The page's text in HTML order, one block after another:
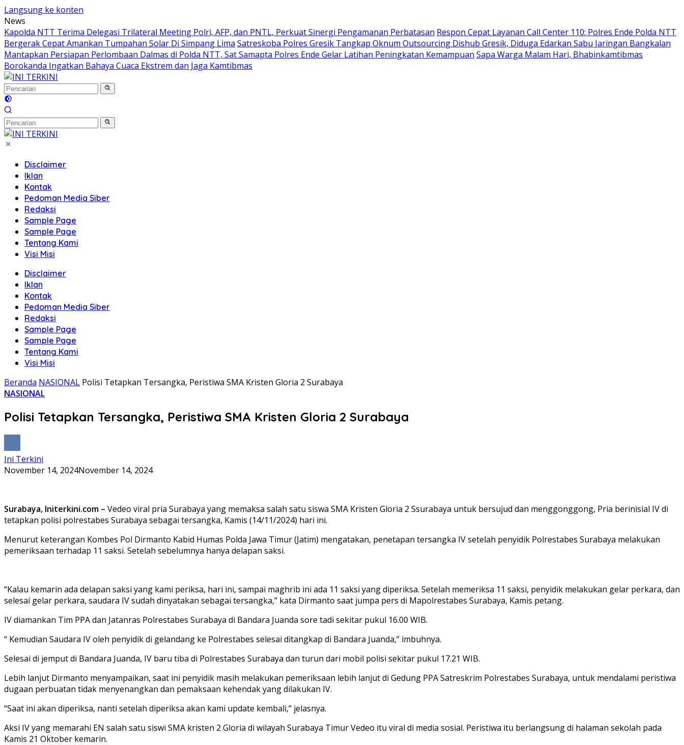
Langsung ke konten
News
Kapolda NTT Terima Delegasi Trilateral Meeting Polri, AFP, dan PNTL, Perkuat Sinergi Pengamanan Perbatasan Respon Cepat Layanan Call Center 110: Polres Ende Polda NTT
Bergerak Cepat Amankan Tumpahan Solar Di Simpang Lima Satreskoba Polres Gresik Tangkap Oknum Outsourcing Dishub Gresik, Diduga Edarkan Sabu Jaringan Bangkalan
Mantapkan Persiapan Perlombaan Dalmas di Polda NTT, Sat Samapta Polres Ende Gelar Latihan Peningkatan Kemampuan Sapa Warga Malam Hari, Bhabinkamtibmas
Borokanda Ingatkan Bahaya Cuaca Ekstrem dan Jaga Kamtibmas
Disclaimer
Iklan
Kontak
Pedoman Media Siber
Redaksi
Sample Page
Sample Page
Tentang Kami
Visi Misi
Disclaimer
Iklan
Kontak
Pedoman Media Siber
Redaksi
Sample Page
Sample Page
Tentang Kami
Visi Misi
Beranda NASIONAL Polisi Tetapkan Tersangka, Peristiwa SMA Kristen Gloria 2 Surabaya
NASIONAL
Polisi Tetapkan Tersangka, Peristiwa SMA Kristen Gloria 2 Surabaya
Ini Terkini
November 14, 2024November 14, 2024
Surabaya, Initerkini.com – Vedeo viral pria Surabaya yang memaksa salah satu siswa SMA Kristen Gloria 2 Ssurabaya untuk bersujud dan menggonggong, Pria berinisial IV di
tetapkan polisi polrestabes Surabaya sebagai tersangka, Kamis (14/11/2024) hari ini.
Menurut keterangan Kombes Pol Dirmanto Kabid Humas Polda Jawa Timur (Jatim) mengatakan, penetapan tersangka IV setelah penyidik Polrestabes Surabaya melakukan
pemeriksaan terhadap 11 saksi. Setelah sebelumnya hanya delapan saksi.
“Kalau kemarin ada delapan saksi yang kami periksa, hari ini, sampai maghrib ini ada 11 saksi yang diperiksa. Setelah memeriksa 11 saksi, penyidik melakukan gelar perkara, dan
selesai gelar perkara, saudara IV sudah dinyatakan sebagai tersangka,” kata Dirmanto saat jumpa pers di Mapolrestabes Surabaya, Kamis petang.
IV diamankan Tim PPA dan Jatanras Polrestabes Surabaya di Bandara Juanda sore tadi sekitar pukul 16.00 WIB.
“ Kemudian Saudara IV oleh penyidik di gelandang ke Polrestabes selesai ditangkap di Bandara Juanda,” imbuhnya.
Selesai di jemput di Bandara Juanda, IV baru tiba di Polrestabes Surabaya dan turun dari mobil polisi sekitar pukul 17.21 WIB.
Lebih lanjut Dirmanto menyampaikan, saat ini penyidik masih melakukan pemeriksaan lebih lanjut di Gedung PPA Satreskrim Polrestabes Surabaya, untuk mendalami peristiwa
dugaan perbuatan tidak menyenangkan dan pemaksaan kehendak yang dilakukan IV.
“Saat ini akan diperiksa, nanti setelah diperiksa akan kami update kembali,” jelasnya.
Aksi IV yang memarahi EN salah satu siswi SMA kristen 2 Gloria di wilayah Surabaya Timur Vedeo itu viral di media sosial. Peristiwa itu berlangsung di halaman sekolah pada
Kamis 21 Oktober kemarin.